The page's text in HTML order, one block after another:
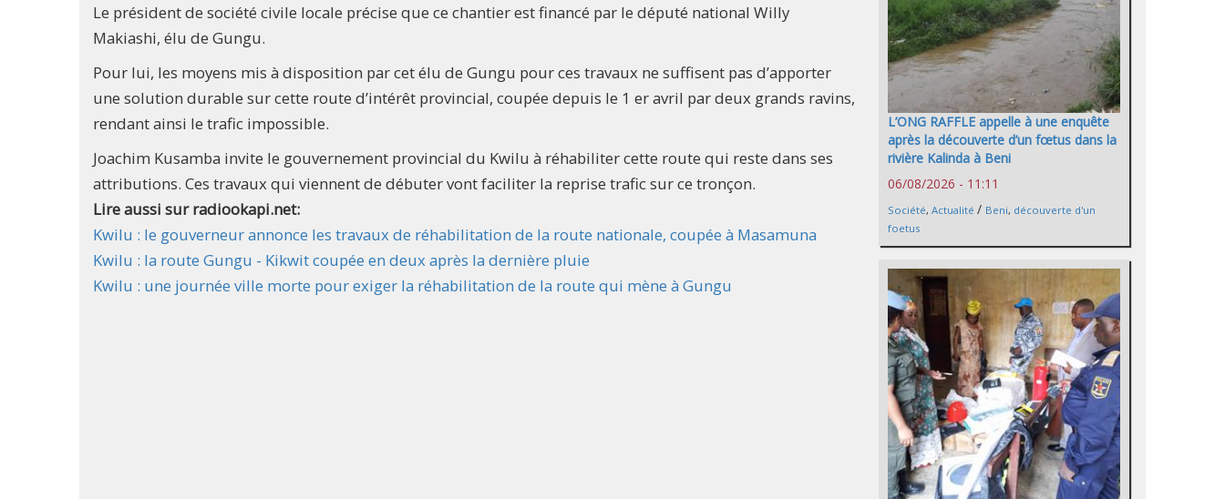
Le président de société civile locale précise que ce chantier est financé par le député national Willy
Makiashi, élu de Gungu.
Pour lui, les moyens mis à disposition par cet élu de Gungu pour ces travaux ne suffisent pas d’apporter
une solution durable sur cette route d’intérêt provincial, coupée depuis le 1 er avril par deux grands ravins,
rendant ainsi le trafic impossible.
Joachim Kusamba invite le gouvernement provincial du Kwilu à réhabiliter cette route qui reste dans ses
attributions. Ces travaux qui viennent de débuter vont faciliter la reprise trafic sur ce tronçon.
Lire aussi sur radiookapi.net:
Kwilu : le gouverneur annonce les travaux de réhabilitation de la route nationale, coupée à Masamuna
Kwilu : la route Gungu - Kikwit coupée en deux après la dernière pluie
Kwilu : une journée ville morte pour exiger la réhabilitation de la route qui mène à Gungu
L’ONG RAFFLE appelle à une enquête
après la découverte d’un fœtus dans la
rivière Kalinda à Beni
06/08/2026 - 11:11
Société, Actualité / Beni, découverte d'un
foetus